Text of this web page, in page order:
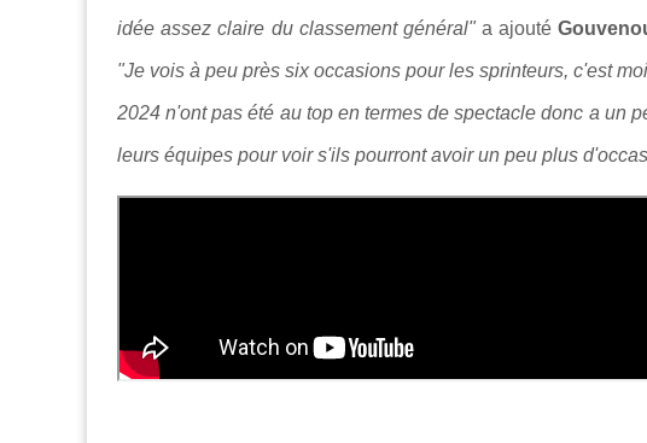
idée assez claire du classement général"a ajouté
"Je vois à peu près six occasions pour les sprinteurs, c'est
2024 n'ont pas été au top en termes de spectacle donc a un
leurs équipes pour voir s'ils pourront avoir un peu plus